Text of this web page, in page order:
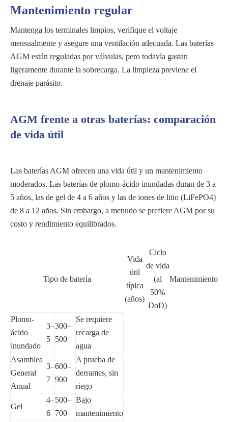
Mantenimiento regular
Mantenga los terminales limpios, verifique el voltaje
mensualmente y asegure una ventilación adecuada. Las baterías
AGM están reguladas por válvulas, pero todavía gastan
ligeramente durante la sobrecarga. La limpieza previene el
drenaje parásito.
AGM frente a otras baterías: comparación
de vida útil
Las baterías AGM ofrecen una vida útil y un mantenimiento
moderados. Las baterías de plomo-ácido inundadas duran de 3 a
5 años, las de gel de 4 a 6 años y las de iones de litio (LiFePO4)
de 8 a 12 años. Sin embargo, a menudo se prefiere AGM por su
costo y rendimiento equilibrados.
Tipo de batería
Vida
útil
típica
(años)
Ciclo
de vida
(al
50%
DoD)
Mantenimiento
Plomo-
ácido
inundado
3–
5
300–
500
Se requiere
recarga de
agua
Asamblea
General
Anual
3–
7
600–
900
A prueba de
derrames, sin
riego
Gel
4–
6
500–
700
Bajo
mantenimiento